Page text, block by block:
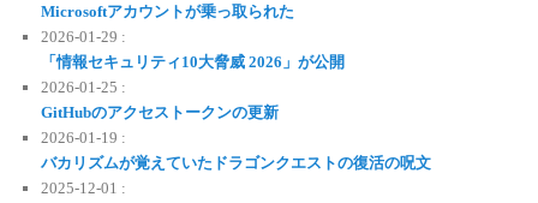
Microsoftアカウントが乗っ取られた
2026-01-29 :
「情報セキュリティ10大脅威 2026」が公開
2026-01-25 :
GitHubのアクセストークンの更新
2026-01-19 :
バカリズムが覚えていたドラゴンクエストの復活の呪文
2025-12-01 :